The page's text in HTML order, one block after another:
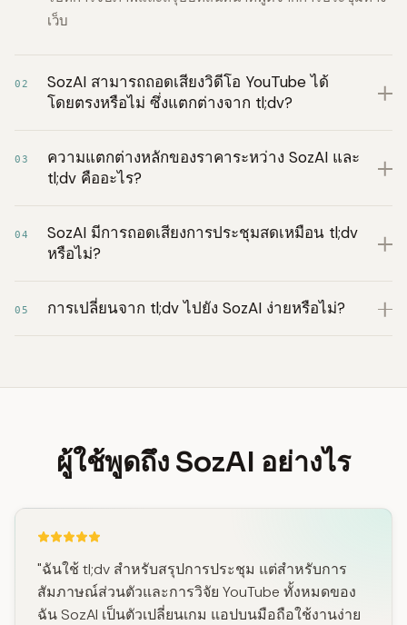
เว็บ
02
SozAI สามารถถอดเสียงวิดีโอ YouTube ได้
โดยตรงหรือไม่ ซึ่งแตกต่างจาก tl;dv?
03
ความแตกต่างหลักของราคาระหว่าง SozAI และ
tl;dv คืออะไร?
04
SozAI มีการถอดเสียงการประชุมสดเหมือน tl;dv
หรือไม่?
05 การเปลี่ยนจาก tl;dv ไปยัง SozAI ง่ายหรือไม่?
ผู้ใช้พูดถึง SozAI อย่างไร
"ฉันใช้ tl;dv สำหรับสรุปการประชุม แต่สำหรับการ
สัมภาษณ์ส่วนตัวและการวิจัย YouTube ทั้งหมดของ
ฉัน SozAI เป็นตัวเปลี่ยนเกม แอปบนมือถือใช้งานง่าย